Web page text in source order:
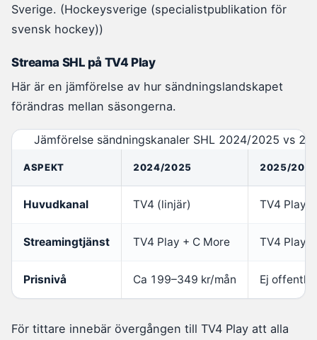
Sverige. (Hockeysverige (specialistpublikation för
svensk hockey))
Streama SHL på TV4 Play
Här är en jämförelse av hur sändningslandskapet
förändras mellan säsongerna.
Jämförelse sändningskanaler SHL 2024/2025 vs
ASPEKT 2024/2025 2025/
Huvudkanal TV4 (linjär) TV4 Play
Streamingtjänst TV4 Play + C More TV4 Play
Prisnivå Ca 199–349 kr/mån Ej
För tittare innebär övergången till TV4 Play att alla